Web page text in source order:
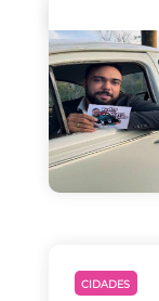
CIDADES